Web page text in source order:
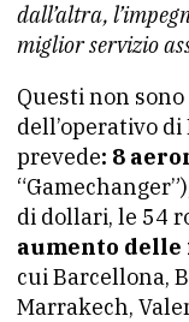
dall’altra,
miglior servizio
Questi non
dell’operativo di
prevede: 8
di dollari, le 54
aumento delle
cui Barcellona,
Marrakech,